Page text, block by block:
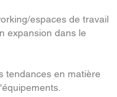
espaces de travail
expansion dans le
tendances en matière